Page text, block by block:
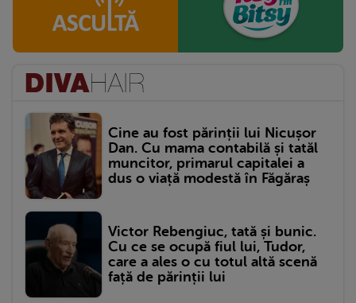
Cine au fost părinții lui Nicușor
Dan. Cu mama contabilă și tatăl
muncitor, primarul capitalei a
dus o viață modestă în Făgăraș
Victor Rebengiuc, tată și bunic.
Cu ce se ocupă fiul lui, Tudor,
care a ales o cu totul altă scenă
față de părinții lui